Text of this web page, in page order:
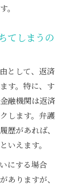
。
てしまうの
として、返済
す。特に、す
融機関は返済
します。弁護
歴があれば、
いえます。
にする場合
ありますが、